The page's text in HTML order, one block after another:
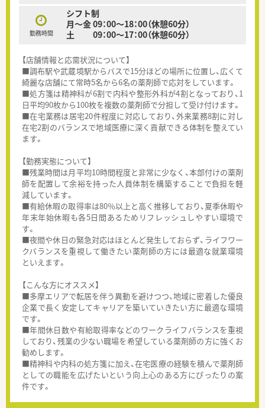
勤務時間
シフト制
月～金 09：00～18：00（休憩60分）
土 09：00～17：00（休憩60分）
【店舗情報と応需状況について】
■調布駅や武蔵境駅からバスで15分ほどの場所に位置し、広くて
綺麗な店舗にて常時5名から6名の薬剤師で応対をしています。
■処方箋は精神科が6割で内科や整形外科が4割となっており、1
日平均90枚から100枚を複数の薬剤師で分担して受け付けます。
■在宅業務は居宅20件程度に対応しており、外来業務8割に対し
在宅2割のバランスで地域医療に深く貢献できる体制を整えてい
ます。
【勤務実態について】
■残業時間は月平均10時間程度と非常に少なく、本部付けの薬剤
師を配置して余裕を持った人員体制を構築することで負担を軽
減しています。
■有給休暇の取得率は80％以上と高く推移しており、夏季休暇や
年末年始休暇も各5日間あるためリフレッシュしやすい環境で
す。
■夜間や休日の緊急対応はほとんど発生しておらず、ライフワー
クバランスを重視して働きたい薬剤師の方には最適な就業環境
といえます。
【こんな方にオススメ】
■多摩エリアで転居を伴う異動を避けつつ、地域に密着した優良
企業で長く安定してキャリアを築いていきたい方に最適な環境
です。
■年間休日数や有給取得率などのワークライフバランスを重視
しており、残業の少ない職場を希望している薬剤師の方に強くお
勧めします。
■精神科や内科の処方箋に加え、在宅医療の経験を積んで薬剤師
としての職能を広げたいという向上心のある方にぴったりの案
件です。